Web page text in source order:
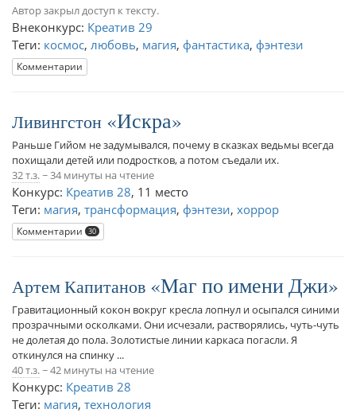
Автор закрыл доступ к тексту.
Внеконкурс: Креатив 29
Теги: космос, любовь, магия, фантастика, фэнтези
Комментарии
Ливингстон Искра
Раньше Гийом не задумывался, почему в сказках ведьмы всегда
похищали детей или подростков, а потом съедали их.
32 т.з.~ 34 минуты на чтение
Конкурс: Креатив 28, 11 место
Теги: магия, трансформация, фэнтези, хоррор
Комментарии 30
Артем Капитанов Маг по имени Джи
Гравитационный кокон вокруг кресла лопнул и осыпался синими
прозрачными осколками. Они исчезали, растворялись, чуть-чуть
не долетая до пола. Золотистые линии каркаса погасли. Я
откинулся на спинку ...
40 т.з.~ 42 минуты на чтение
Конкурс: Креатив 28
Теги: магия, технология